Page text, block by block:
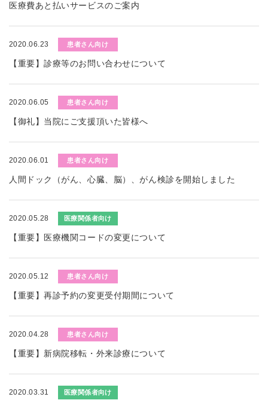
医療費あと払いサービスのご案内
2020.06.23 患者さん向け
【重要】診療等のお問い合わせについて
2020.06.05 患者さん向け
【御礼】当院にご支援頂いた皆様へ
2020.06.01 患者さん向け
人間ドック（がん、心臓、脳）、がん検診を開始しました
2020.05.28 医療関係者向け
【重要】医療機関コードの変更について
2020.05.12 患者さん向け
【重要】再診予約の変更受付期間について
2020.04.28 患者さん向け
【重要】新病院移転・外来診療について
2020.03.31 医療関係者向け